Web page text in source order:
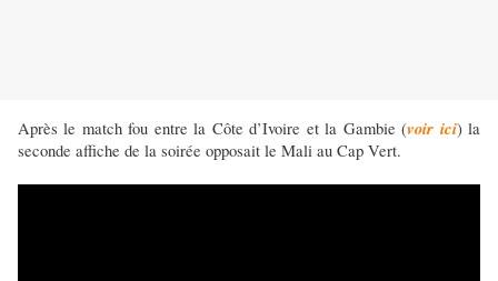
Après le match fou entre la Côte d’Ivoire et la Gambie (voir ici) la
seconde affiche de la soirée opposait le Mali au Cap Vert.